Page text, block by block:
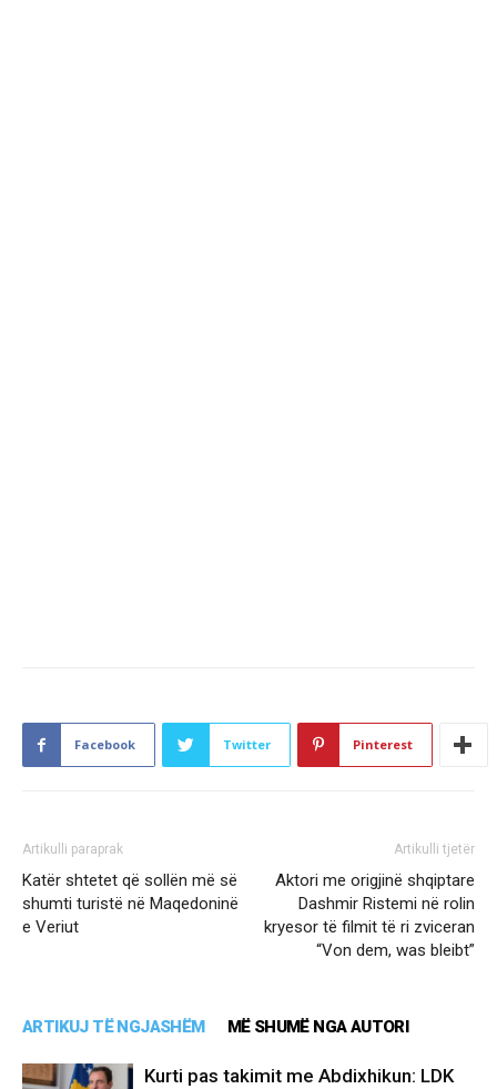
Facebook Twitter Pinterest
Artikulli paraprak
Katër shtetet që sollën më së
shumti turistë në Maqedoninë
e Veriut
Artikulli tjetër
Aktori me origjinë shqiptare
Dashmir Ristemi në rolin
kryesor të filmit të ri zviceran
“Von dem, was bleibt”
ARTIKUJ TË NGJASHËM MË SHUMË NGA AUTORI
Kurti pas takimit me Abdixhikun: LDK